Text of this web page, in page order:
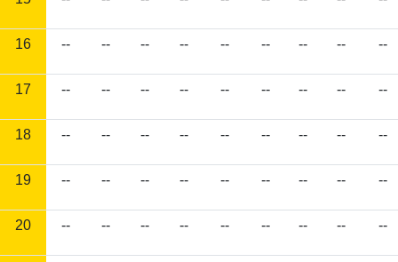
16 -- -- -- -- -- -- -- -- --
17 -- -- -- -- -- -- -- -- --
18 -- -- -- -- -- -- -- -- --
19 -- -- -- -- -- -- -- -- --
20 -- -- -- -- -- -- -- -- --